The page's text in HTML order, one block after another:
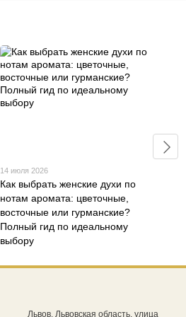
14 июля 2026
Как выбрать женские духи по
нотам аромата: цветочные,
восточные или гурманские?
Полный гид по идеальному
выбору
Львов, Львовская область, улица